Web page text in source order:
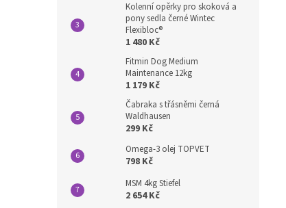
Kolenní opěrky pro skoková a
pony sedla černé Wintec
Flexibloc®
1 480 Kč
Fitmin Dog Medium
Maintenance 12kg
1 179 Kč
Čabraka s třásněmi černá
Waldhausen
299 Kč
Omega-3 olej TOPVET
798 Kč
MSM 4kg Stiefel
2 654 Kč